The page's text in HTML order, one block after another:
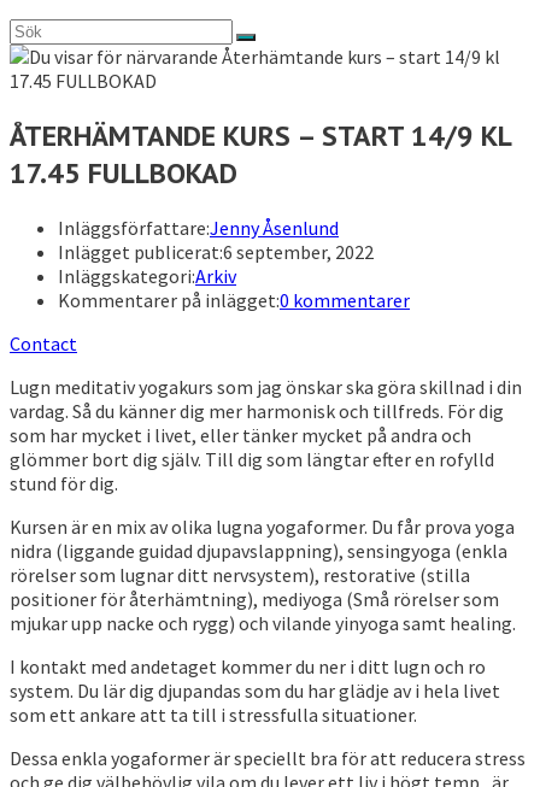
ÅTERHÄMTANDE KURS – START 14/9 KL
17.45 FULLBOKAD
Inläggsförfattare:Jenny Åsenlund
Inlägget publicerat:6 september, 2022
Inläggskategori:Arkiv
Kommentarer på inlägget:0 kommentarer
Contact
Lugn meditativ yogakurs som jag önskar ska göra skillnad i din
vardag. Så du känner dig mer harmonisk och tillfreds. För dig
som har mycket i livet, eller tänker mycket på andra och
glömmer bort dig själv. Till dig som längtar efter en rofylld
stund för dig.
Kursen är en mix av olika lugna yogaformer. Du får prova yoga
nidra (liggande guidad djupavslappning), sensingyoga (enkla
rörelser som lugnar ditt nervsystem), restorative (stilla
positioner för återhämtning), mediyoga (Små rörelser som
mjukar upp nacke och rygg) och vilande yinyoga samt healing.
I kontakt med andetaget kommer du ner i ditt lugn och ro
system. Du lär dig djupandas som du har glädje av i hela livet
som ett ankare att ta till i stressfulla situationer.
Dessa enkla yogaformer är speciellt bra för att reducera stress
och ge dig välbehövlig vila om du lever ett liv i högt temp , är